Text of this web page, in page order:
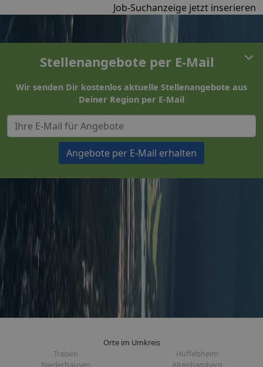
Job-Suchanzeige jetzt inserieren
Stellenangebote per E-Mail
Wir senden Dir kostenlos aktuelle Stellenangebote aus
Deiner Region per E-Mail
Angebote per E-Mail erhalten
Orte im Umkreis
Traisen
Hüffelsheim